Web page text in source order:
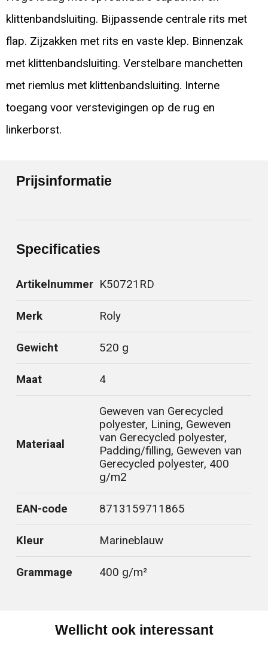
klittenbandsluiting. Bijpassende centrale rits met
flap. Zijzakken met rits en vaste klep. Binnenzak
met klittenbandsluiting. Verstelbare manchetten
met riemlus met klittenbandsluiting. Interne
toegang voor verstevigingen op de rug en
linkerborst.
Prijsinformatie
Specificaties
Artikelnummer K50721RD
Merk Roly
Gewicht 520 g
Maat 4
Materiaal
Geweven van Gerecycled
polyester, Lining, Geweven
van Gerecycled polyester,
Padding/filling, Geweven van
Gerecycled polyester, 400
g/m2
EAN-code 8713159711865
Kleur Marineblauw
Grammage 400 g/m²
Wellicht ook interessant